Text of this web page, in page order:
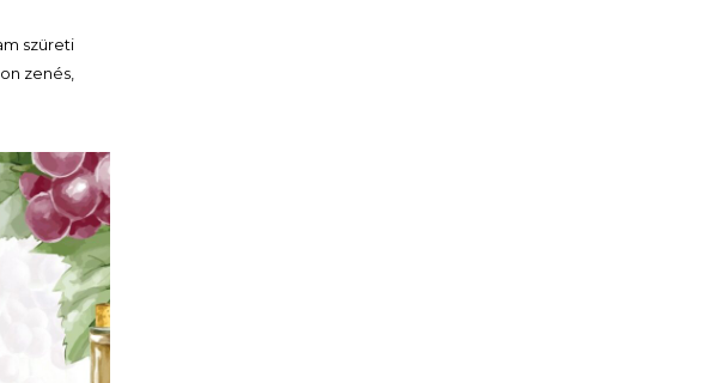
szüreti
zenés,